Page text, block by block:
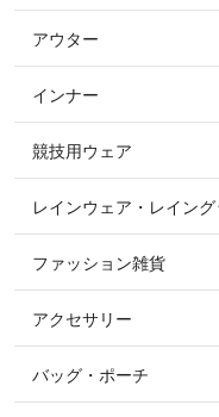
フルグリップ・尻革
ニーグリップ・膝革
すべてのトップス
ポロシャツ
カットソー・Tシャツ
ニット・セーター
シャツ・ブラウス・
アウター
すべてのアウター
コート
ジャケット・ブルゾ
インナー
競技用ウェア
すべての競技用ウェ
ショージャケット
ショーシャツ
レインウェア・レイン
ファッション雑貨
すべてのファッション
ソックス
アクセサリー
すべてのアクセサリー
バッグ・ポーチ